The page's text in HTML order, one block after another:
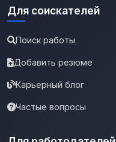
Для соискателей
Поиск работы
Добавить резюме
Карьерный блог
Частые вопросы